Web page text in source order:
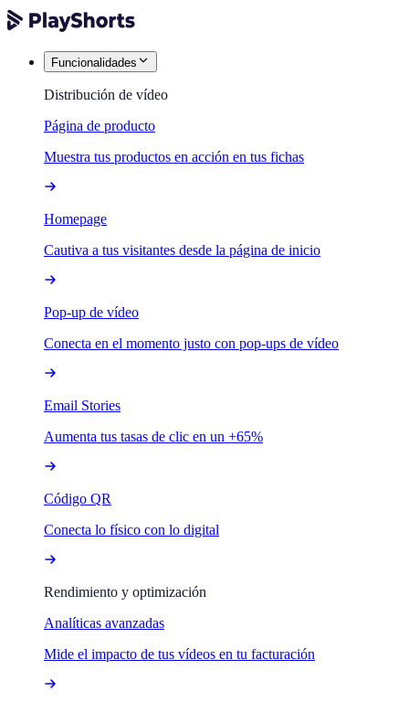
Funcionalidades
Distribución de vídeo
Página de producto
Muestra tus productos en acción en tus fichas
Homepage
Cautiva a tus visitantes desde la página de inicio
Pop-up de vídeo
Conecta en el momento justo con pop-ups de vídeo
Email Stories
Aumenta tus tasas de clic en un +65%
Código QR
Conecta lo físico con lo digital
Rendimiento y optimización
Analíticas avanzadas
Mide el impacto de tus vídeos en tu facturación